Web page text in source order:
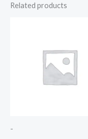
Related products
-